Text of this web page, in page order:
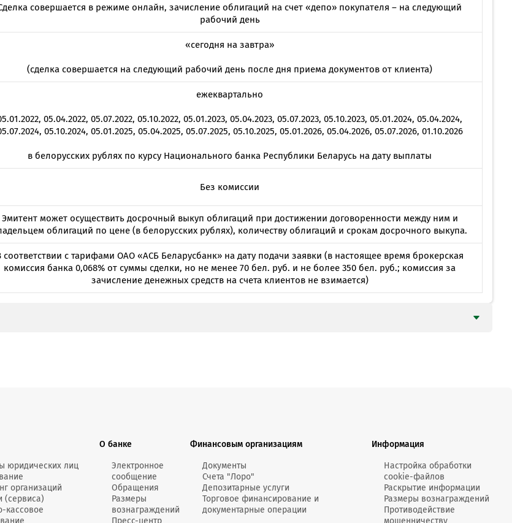
совершается в режиме онлайн, зачисление облигаций на счет «депо» покупателя – на следующий
рабочий день
«сегодня на завтра»
(сделка совершается на следующий рабочий день после дня приема документов от клиента)
ежеквартально
05.04.2022, 05.07.2022, 05.10.2022, 05.01.2023, 05.04.2023, 05.07.2023, 05.10.2023, 05.01.2024, 05.04.2024,
05.10.2024, 05.01.2025, 05.04.2025, 05.07.2025, 05.10.2025, 05.01.2026, 05.04.2026, 05.07.2026, 01.10.2026
в белорусских рублях по курсу Национального банка Республики Беларусь на дату выплаты
Без комиссии
Эмитент может осуществить досрочный выкуп облигаций при достижении договоренности между ним и
облигаций по цене (в белорусских рублях), количеству облигаций и срокам досрочного выкупа.
соответствии с тарифами ОАО «АСБ Беларусбанк» на дату подачи заявки (в настоящее время брокерская
комиссия банка 0,068% от суммы сделки, но не менее 70 бел. руб. и не более 350 бел. руб.; комиссия за
зачисление денежных средств на счета клиентов не взимается)
юридических лиц
организаций
(сервиса)
кассовое
О банке
Электронное
сообщение
Обращения
Размеры
вознаграждений
Пресс-центр
Финансовым организациям
Документы
Счета "Лоро"
Депозитарные услуги
Торговое финансирование и
документарные операции
Информация
Настройка обработки
cookie-файлов
Раскрытие информации
Размеры вознаграждений
Противодействие
мошенничеству